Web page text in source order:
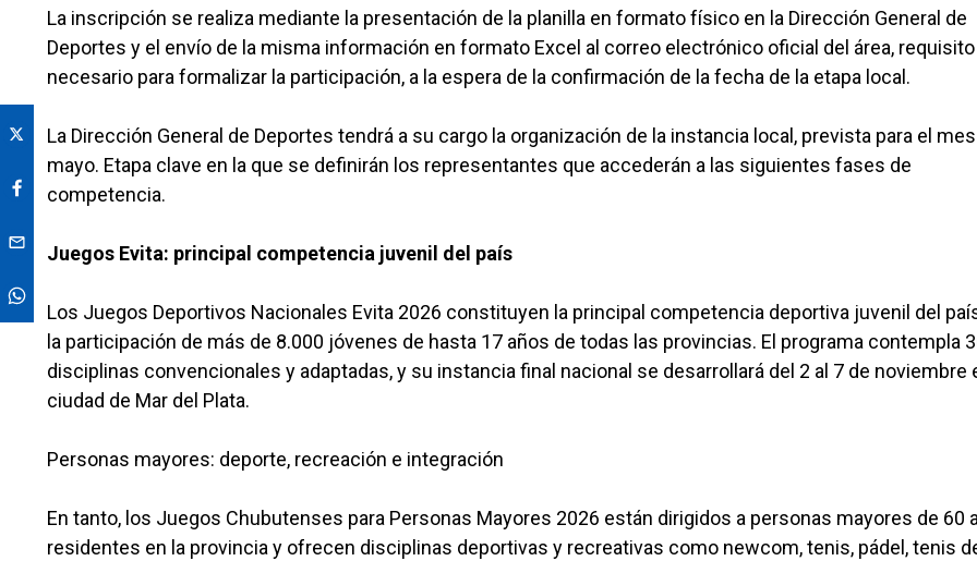
La inscripción se realiza mediante la presentación de la planilla en formato físico en la Dirección General de
Deportes y el envío de la misma información en formato Excel al correo electrónico oficial del área, requisito
necesario para formalizar la participación, a la espera de la confirmación de la fecha de la etapa local.
La Dirección General de Deportes tendrá a su cargo la organización de la instancia local, prevista para el
mayo. Etapa clave en la que se definirán los representantes que accederán a las siguientes fases de
competencia.
Juegos Evita: principal competencia juvenil del país
Los Juegos Deportivos Nacionales Evita 2026 constituyen la principal competencia deportiva juvenil del
la participación de más de 8.000 jóvenes de hasta 17 años de todas las provincias. El programa contempla
disciplinas convencionales y adaptadas, y su instancia final nacional se desarrollará del 2 al 7 de noviembre
ciudad de Mar del Plata.
Personas mayores: deporte, recreación e integración
En tanto, los Juegos Chubutenses para Personas Mayores 2026 están dirigidos a personas mayores de 60
residentes en la provincia y ofrecen disciplinas deportivas y recreativas como newcom, tenis, pádel, tenis